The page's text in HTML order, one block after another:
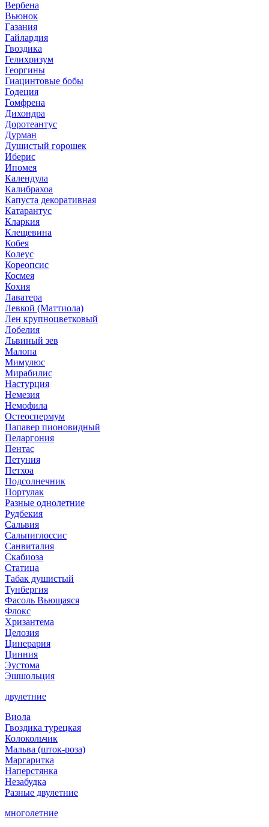
Вербена
Вьюнок
Газания
Гайлардия
Гвоздика
Гелихризум
Георгины
Гиацинтовые бобы
Годеция
Гомфрена
Дихондра
Доротеантус
Дурман
Душистый горошек
Иберис
Ипомея
Календула
Калибрахоа
Капуста декоративная
Катарантус
Кларкия
Клещевина
Кобея
Колеус
Кореопсис
Космея
Кохия
Лаватера
Левкой (Маттиола)
Лен крупноцветковый
Лобелия
Львиный зев
Малопа
Мимулюс
Мирабилис
Настурция
Немезия
Немофила
Остеоспермум
Папавер пионовидный
Пеларгония
Пентас
Петуния
Петхоа
Подсолнечник
Портулак
Разные однолетние
Рудбекия
Сальвия
Сальпиглоссис
Санвиталия
Скабиоза
Статица
Табак душистый
Тунбергия
Фасоль Вьющаяся
Флокс
Хризантема
Целозия
Цинерария
Цинния
Эустома
Эшшольция
двулетние
Виола
Гвоздика турецкая
Колокольчик
Мальва (шток-роза)
Маргаритка
Наперстянка
Незабудка
Разные двулетние
многолетние